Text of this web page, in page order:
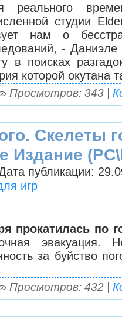
реального
студии
нам о
-
в поисках
которой окутана
Просмотров: 343 |
Скелеты
Издание
публикации:
игр
прокатилась по
эвакуация.
за буйство
Просмотров: 432 |